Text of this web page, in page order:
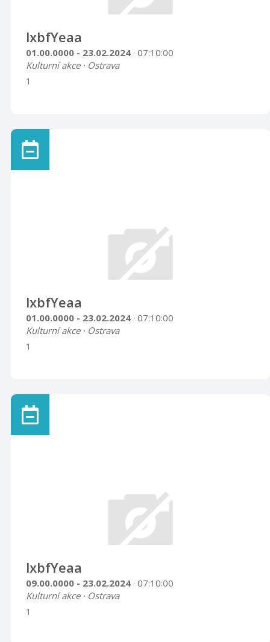
lxbfYeaa
01.00.0000 - 23.02.2024 · 07:10:00
Kulturní akce · Ostrava
1
lxbfYeaa
01.00.0000 - 23.02.2024 · 07:10:00
Kulturní akce · Ostrava
1
lxbfYeaa
09.00.0000 - 23.02.2024 · 07:10:00
Kulturní akce · Ostrava
1